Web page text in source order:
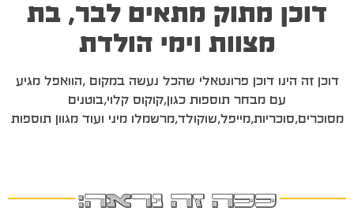
דוכן מתוק מתאים לבר, בת
מצוות וימי הולדת
דוכן זה הינו דוכן פרונטאלי שהכל נעשה במקום ,הוואפל מגיע
עם מבחר תוספות כגון,קוקוס קלוי,בוטנים
מסוכרים,סוכריות,מייפל,שוקולד,מרשמלו מיני ועוד מגוון תוספות
ככה זה נראה: